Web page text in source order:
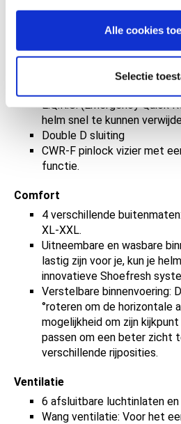
Alle cookies
Selectie
AIM+ Schaal: De X-Spirit III
AIM+ schaal, een schaal
helm.
EPS voering: waarbij gebruik
E.Q.R.S. (Emergency Quick
helm snel te kunnen
Double D sluiting
CWR-F pinlock vizier met
functie.
Comfort
4 verschillende
XL-XXL.
Uitneembare en wasbare
lastig zijn voor je, kun je
innovatieve Shoefresh
Verstelbare binnenvoering:
°roteren om de horizontale
mogelijkheid om zijn
passen om een beter zicht
verschillende rijposities.
Ventilatie
6 afsluitbare luchtinlaten
Wang ventilatie: Voor het